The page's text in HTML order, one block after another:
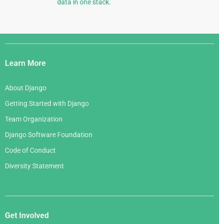
data in one stack.
Django
Links
Learn More
About Django
Getting Started with Django
Team Organization
Django Software Foundation
Code of Conduct
Diversity Statement
Get Involved